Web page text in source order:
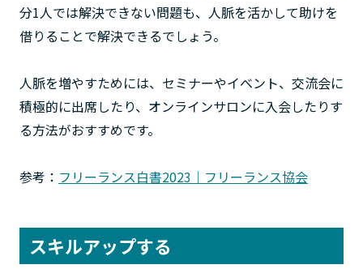
分1人では解決できない問題も、人脈を活かして助けを
借りることで解決できるでしょう。
人脈を増やすためには、セミナーやイベント、交流会に
積極的に出席したり、オンラインサロンに入会したりす
る方法がおすすめです。
参考： フリーランス白書2023｜フリーランス協会
スキルアップする